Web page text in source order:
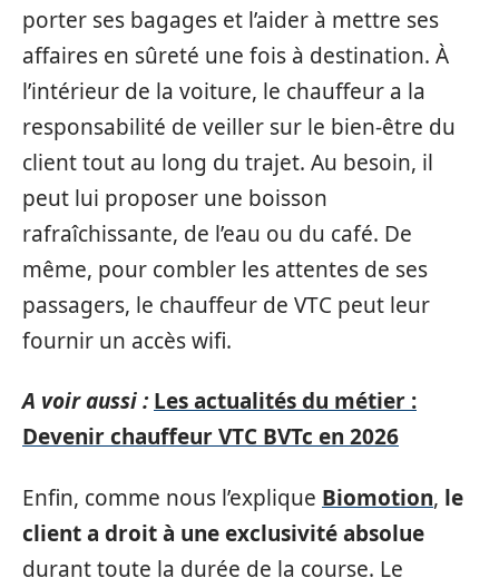
porter ses bagages et l’aider à mettre ses
affaires en sûreté une fois à destination. À
l’intérieur de la voiture, le chauffeur a la
responsabilité de veiller sur le bien-être du
client tout au long du trajet. Au besoin, il
peut lui proposer une boisson
rafraîchissante, de l’eau ou du café. De
même, pour combler les attentes de ses
passagers, le chauffeur de VTC peut leur
fournir un accès wifi.
A voir aussi : Les actualités du métier :
Devenir chauffeur VTC BVTc en 2026
Enfin, comme nous l’explique Biomotion, le
client a droit à une exclusivité absolue
durant toute la durée de la course. Le